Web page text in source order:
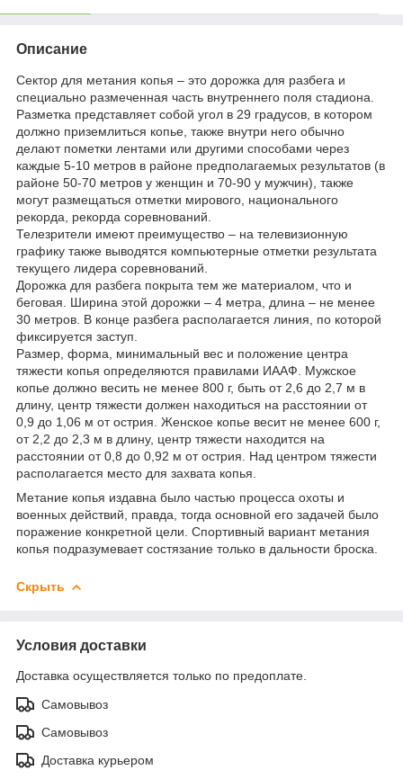
Описание
Сектор для метания копья – это дорожка для разбега и
специально размеченная часть внутреннего поля стадиона.
Разметка представляет собой угол в 29 градусов, в котором
должно приземлиться копье, также внутри него обычно
делают пометки лентами или другими способами через
каждые 5-10 метров в районе предполагаемых результатов (в
районе 50-70 метров у женщин и 70-90 у мужчин), также
могут размещаться отметки мирового, национального
рекорда, рекорда соревнований.
Телезрители имеют преимущество – на телевизионную
графику также выводятся компьютерные отметки результата
текущего лидера соревнований.
Дорожка для разбега покрыта тем же материалом, что и
беговая. Ширина этой дорожки – 4 метра, длина – не менее
30 метров. В конце разбега располагается линия, по которой
фиксируется заступ.
Размер, форма, минимальный вес и положение центра
тяжести копья определяются правилами ИААФ. Мужское
копье должно весить не менее 800 г, быть от 2,6 до 2,7 м в
длину, центр тяжести должен находиться на расстоянии от
0,9 до 1,06 м от острия. Женское копье весит не менее 600 г,
от 2,2 до 2,3 м в длину, центр тяжести находится на
расстоянии от 0,8 до 0,92 м от острия. Над центром тяжести
располагается место для захвата копья.
Метание копья издавна было частью процесса охоты и
военных действий, правда, тогда основной его задачей было
поражение конкретной цели. Спортивный вариант метания
копья подразумевает состязание только в дальности броска.
Скрыть
Условия доставки
Доставка осуществляется только по предоплате.
Самовывоз
Самовывоз
Доставка курьером